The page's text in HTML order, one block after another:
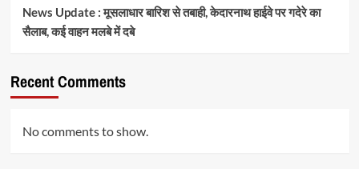
News Update : मूसलाधार बारिश से तबाही, केदारनाथ हाईवे पर गदेरे का
सैलाब, कई वाहन मलबे में दबे
Recent Comments
No comments to show.